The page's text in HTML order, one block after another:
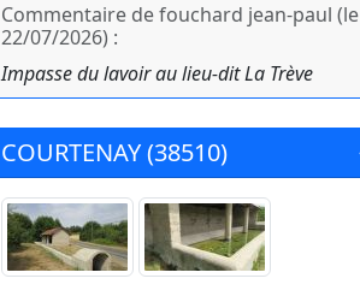
Commentaire de fouchard jean-paul (le
22/07/2026) :
Impasse du lavoir au lieu-dit La Trève
COURTENAY (38510)